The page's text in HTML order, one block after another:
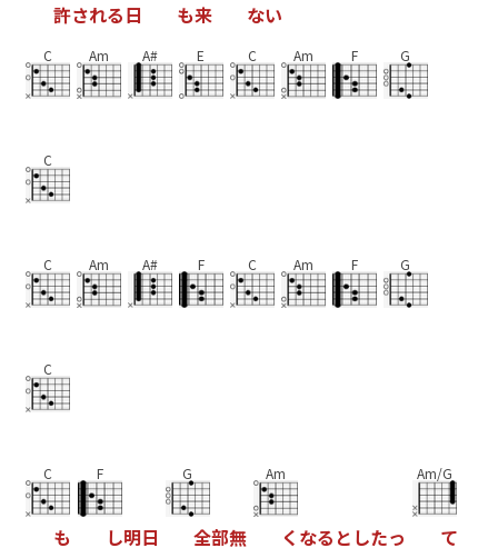
許される日 も来 ない
C Am A# E C Am F G
C
C Am A# F C Am F G
C
C
も
F
し明日
G
全部無
Am
く なる と したっ
Am/G
て